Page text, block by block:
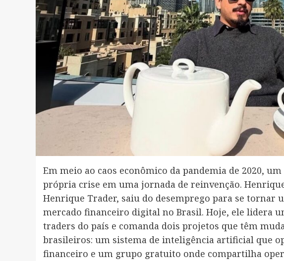
Em meio ao caos econômico da pandemia de 2020,
própria crise em uma jornada de reinvenção.
Henrique Trader, saiu do desemprego para se tornar
mercado financeiro digital no Brasil. Hoje, ele lidera
traders do país e comanda dois projetos que têm
brasileiros: um sistema de inteligência artificial que
financeiro e um grupo gratuito onde compartilha